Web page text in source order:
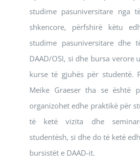
studime pasuniversitare nga
shkencore, përfshirë këtu
studime pasuniversitare dhe
DAAD/OSI, si dhe bursa verore
kurse të gjuhës për studentë.
Meike Graeser tha se është
organizohet edhe praktikë për
të ketë vizita dhe
studentësh, si dhe do të ketë
bursistët e DAAD-it.